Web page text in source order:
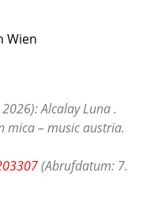
Wien
Alcalay Luna .
mica – music austria.
(Abrufdatum: 7.